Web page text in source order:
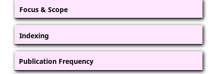
Focus & Scope
Indexing
Publication Frequency